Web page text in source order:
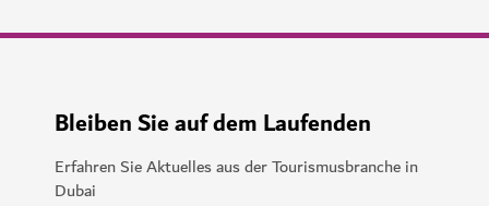
Bleiben Sie auf dem Laufenden
Erfahren Sie Aktuelles aus der Tourismusbranche in
Dubai